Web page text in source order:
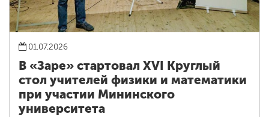
01.07.2026
В «Заре» стартовал XVI Круглый
стол учителей физики и математики
при участии Мининского
университета